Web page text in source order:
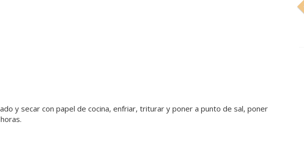
y secar con papel de cocina, enfriar, triturar y poner a punto de sal, poner